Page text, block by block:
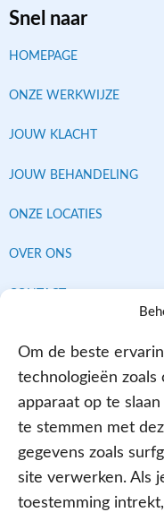
Om de beste
technologieën
apparaat op te
te stemmen met
gegevens zoals
site verwerken. Als
toestemming
Snel naar
HOMEPAGE
ONZE WERKWIJZE
JOUW KLACHT
JOUW BEHANDELING
ONZE LOCATIES
OVER ONS
Contracten met